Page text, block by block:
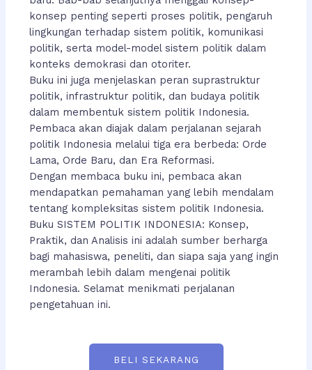
konsep penting seperti proses politik, pengaruh
lingkungan terhadap sistem politik, komunikasi
politik, serta model-model sistem politik dalam
konteks demokrasi dan otoriter.
Buku ini juga menjelaskan peran suprastruktur
politik, infrastruktur politik, dan budaya politik
dalam membentuk sistem politik Indonesia.
Pembaca akan diajak dalam perjalanan sejarah
politik Indonesia melalui tiga era berbeda: Orde
Lama, Orde Baru, dan Era Reformasi.
Dengan membaca buku ini, pembaca akan
mendapatkan pemahaman yang lebih mendalam
tentang kompleksitas sistem politik Indonesia.
Buku SISTEM POLITIK INDONESIA: Konsep,
Praktik, dan Analisis ini adalah sumber berharga
bagi mahasiswa, peneliti, dan siapa saja yang ingin
merambah lebih dalam mengenai politik
Indonesia. Selamat menikmati perjalanan
pengetahuan ini.
BELI SEKARANG